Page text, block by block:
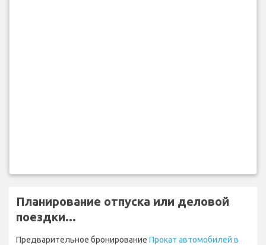
Планирование отпуска или деловой
поездки...
Предварительное бронирование Прокат автомобилей в